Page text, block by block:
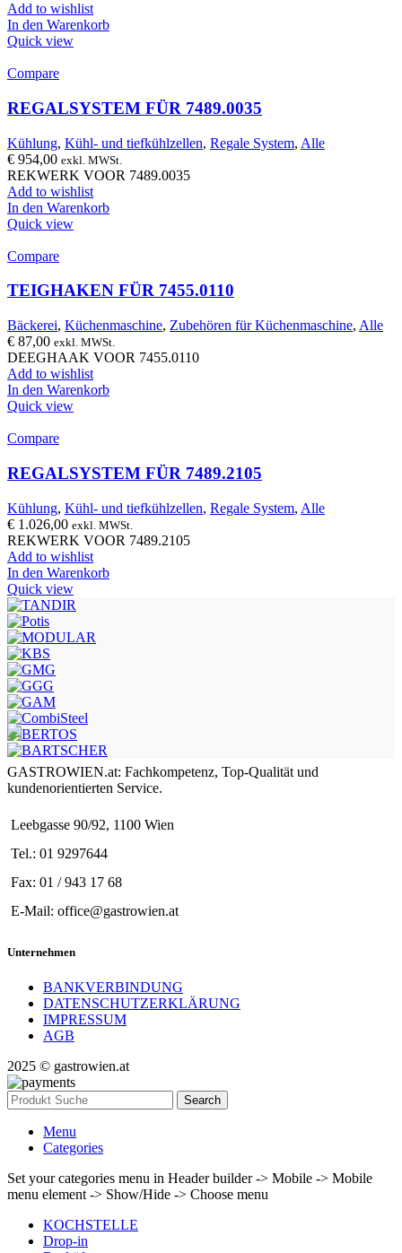
Add to wishlist
In den Warenkorb
Quick view
Compare
REGALSYSTEM FÜR 7489.0035
Kühlung, Kühl- und tiefkühlzellen, Regale System, Alle
€ 954,00 exkl. MWSt.
REKWERK VOOR 7489.0035
Add to wishlist
In den Warenkorb
Quick view
Compare
TEIGHAKEN FÜR 7455.0110
Bäckerei, Küchenmaschine, Zubehören für Küchenmaschine, Alle
€ 87,00 exkl. MWSt.
DEEGHAAK VOOR 7455.0110
Add to wishlist
In den Warenkorb
Quick view
Compare
REGALSYSTEM FÜR 7489.2105
Kühlung, Kühl- und tiefkühlzellen, Regale System, Alle
€ 1.026,00 exkl. MWSt.
REKWERK VOOR 7489.2105
Add to wishlist
In den Warenkorb
Quick view
GASTROWIEN.at: Fachkompetenz, Top-Qualität und
kundenorientierten Service.
Leebgasse 90/92, 1100 Wien
Tel.: 01 9297644
Fax: 01 / 943 17 68
E-Mail: office@gastrowien.at
Unternehmen
BANKVERBINDUNG
DATENSCHUTZERKLÄRUNG
IMPRESSUM
AGB
2025 © gastrowien.at
Search
Menu
Categories
Set your categories menu in Header builder -> Mobile -> Mobile
menu element -> Show/Hide -> Choose menu
KOCHSTELLE
Drop-in